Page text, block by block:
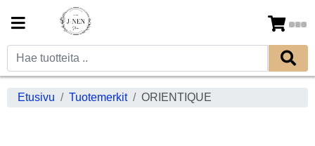
Etusivu Tuotemerkit ORIENTIQUE